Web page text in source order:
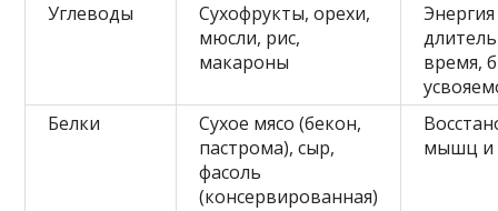
Углеводы
Сухофрукты, орехи,
мюсли, рис,
макароны
время,
Белки
Сухое мясо (бекон,
пастрома), сыр,
фасоль
(консервированная)
мышц и